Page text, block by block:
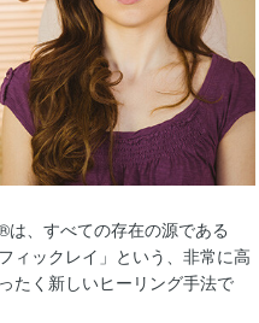
、すべての存在の源である
ィックレイ」という、非常に高
たく新しいヒーリング手法で